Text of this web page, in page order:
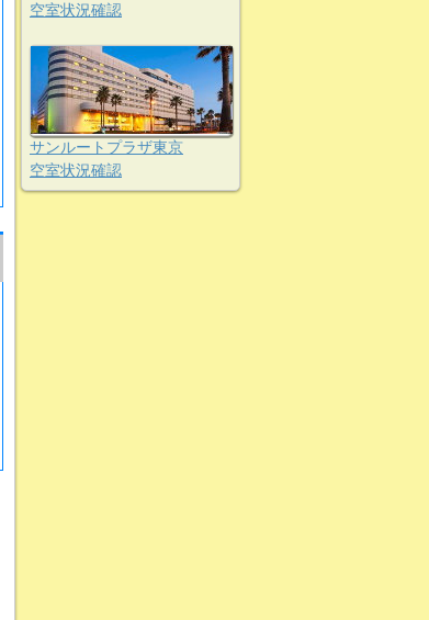
空室状況確認
サンルートプラザ東京
空室状況確認